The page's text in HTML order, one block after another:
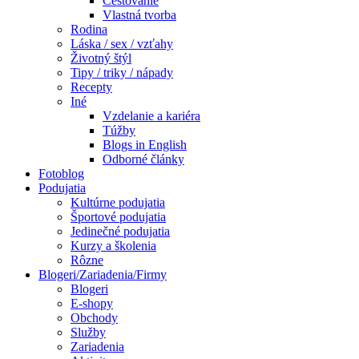
Vlastná tvorba
Rodina
Láska / sex / vzťahy
Životný štýl
Tipy / triky / nápady
Recepty
Iné
Vzdelanie a kariéra
Túžby
Blogs in English
Odborné články
Fotoblog
Podujatia
Kultúrne podujatia
Športové podujatia
Jedinečné podujatia
Kurzy a školenia
Rôzne
Blogeri/Zariadenia/Firmy
Blogeri
E-shopy
Obchody
Služby
Zariadenia